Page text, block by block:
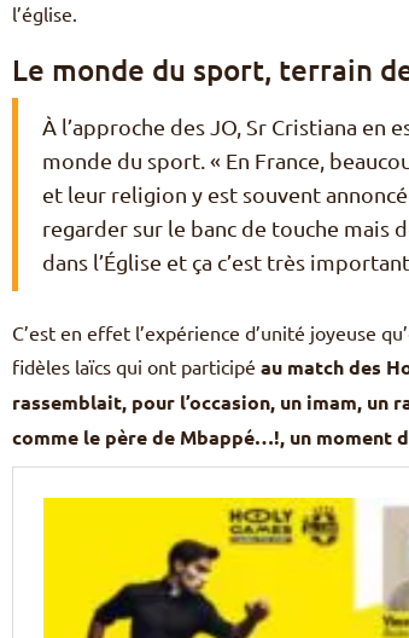
l’église.
Le monde du sport, terrain
À l’approche des JO, Sr Cristiana en
monde du sport. « En France,
et leur religion y est souvent
regarder sur le banc de touche mais
dans l’Église et ça c’est très
C’est en effet l’expérience d’unité joyeuse
fidèles laïcs qui ont participé au match des
rassemblait, pour l’occasion, un imam, un
comme le père de Mbappé…!, un moment